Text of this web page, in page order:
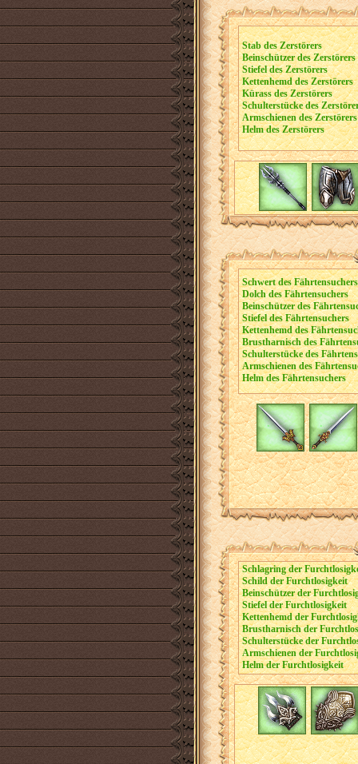
Stab des Zerstörers
Beinschützer des Zerstörers
Stiefel des Zerstörers
Kettenhemd des Zerstörers
Kürass des Zerstörers
Schulterstücke des
Armschienen des Zerstörers
Helm des Zerstörers
Schwert des Fährtensuchers
Dolch des Fährtensuchers
Beinschützer des
Stiefel des Fährtensuchers
Kettenhemd des
Brustharnisch des
Schulterstücke des
Armschienen des
Helm des Fährtensuchers
Schlagring der
Schild der Furchtlosigkeit
Beinschützer der
Stiefel der Furchtlosigkeit
Kettenhemd der
Brustharnisch der
Schulterstücke der
Armschienen der
Helm der Furchtlosigkeit